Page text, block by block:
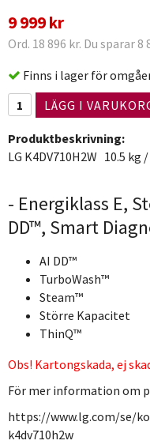
9 999 kr
Ord. 18 896 kr. Du sparar 8
Finns i lager för
LÄGG I
Produktbeskrivning:
LG K4DV710H2W 10.5
- Energiklass E,
DD™, Smart
AI DD™
TurboWash™
Steam™
Större Kapacitet
ThinQ™
Obs! Kartongskada, ej
För mer information om
https://www.lg.com/se/
k4dv710h2w